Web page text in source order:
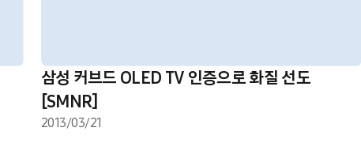
삼성 커브드 OLED TV 인증으로 화질 선도
[SMNR]
2013/03/21